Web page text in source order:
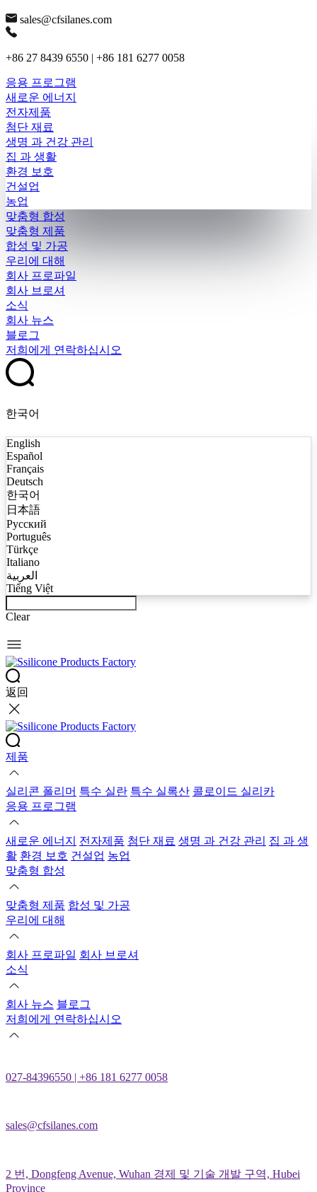
sales@cfsilanes.com
+86 27 8439 6550 | +86 181 6277 0058
응용 프로그램
새로운 에너지
전자제품
첨단 재료
생명 과 건강 관리
집 과 생활
환경 보호
건설업
농업
맞춤형 합성
맞춤형 제품
합성 및 가공
우리에 대해
회사 프로파일
회사 브로셔
소식
회사 뉴스
블로그
저희에게 연락하십시오
한국어
English
Español
Français
Deutsch
한국어
日本語
Русский
Português
Türkçe
Italiano
العربية
Tiếng Việt
Clear
返回
제품
실리콘 폴리머 특수 실란 특수 실록산 콜로이드 실리카
응용 프로그램
새로운 에너지 전자제품 첨단 재료 생명 과 건강 관리 집 과 생
활 환경 보호 건설업 농업
맞춤형 합성
맞춤형 제품 합성 및 가공
우리에 대해
회사 프로파일 회사 브로셔
소식
회사 뉴스 블로그
저희에게 연락하십시오
027-84396550 | +86 181 6277 0058
sales@cfsilanes.com
2 번, Dongfeng Avenue, Wuhan 경제 및 기술 개발 구역, Hubei
Province